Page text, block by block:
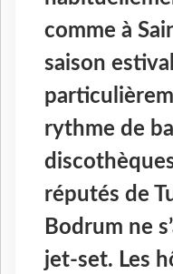
comme à
saison
rythme de
réputés de
Bodrum ne
jet-set. Les